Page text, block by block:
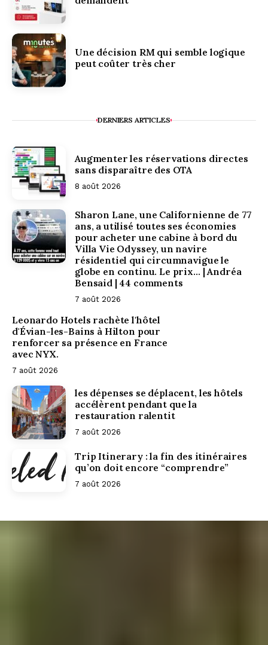
Une décision RM qui semble logique
peut coûter très cher
DERNIERS ARTICLES
Augmenter les réservations directes
sans disparaître des OTA
8 août 2026
Sharon Lane, une Californienne de 77
ans, a utilisé toutes ses économies
pour acheter une cabine à bord du
Villa Vie Odyssey, un navire
résidentiel qui circumnavigue le
globe en continu. Le prix… | Andréa
Bensaid | 44 comments
7 août 2026
Leonardo Hotels rachète l'hôtel
d'Évian-les-Bains à Hilton pour
renforcer sa présence en France
avec NYX.
7 août 2026
les dépenses se déplacent, les hôtels
accélèrent pendant que la
restauration ralentit
7 août 2026
Trip Itinerary : la fin des itinéraires
qu’on doit encore “comprendre”
7 août 2026